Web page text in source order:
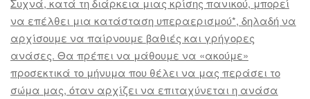
Συχνά, κατά τη διάρκεια μιας κρίσης πανικού, μπορεί
να επέλθει μια κατάσταση υπεραερισμού*, δηλαδή να
αρχίσουμε να παίρνουμε βαθιές και γρήγορες
ανάσες. Θα πρέπει να μάθουμε να «ακούμε»
προσεκτικά το μήνυμα που θέλει να μας περάσει το
σώμα μας, όταν αρχίζει να επιταχύνεται η ανάσα